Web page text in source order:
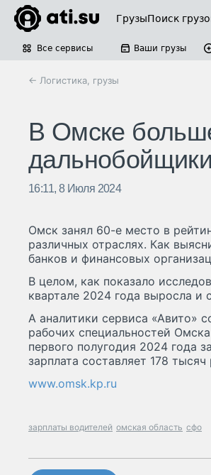
ГрузыПоиск
Все сервисы Ваши грузы
← Логистика, грузы
В Омске
дальнобойщики
16:11, 8 Июля 2024
Омск занял 60-е место в
различных отраслях. Как
банков и финансовых
В целом, как показало
квартале 2024 года выросла и
А аналитики сервиса «Авито»
рабочих специальностей
первого полугодия 2024 года
зарплата составляет 178
www.omsk.kp.ru
зарплаты водителей омская область сфо